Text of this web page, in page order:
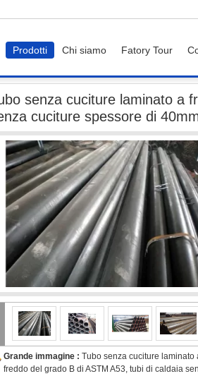
Prodotti Chi siamo Fatory Tour
senza cuciture laminato a
cuciture spessore di
Grande immagine : Tubo senza cuciture laminato
freddo del grado B di ASTM A53, tubi di caldaia